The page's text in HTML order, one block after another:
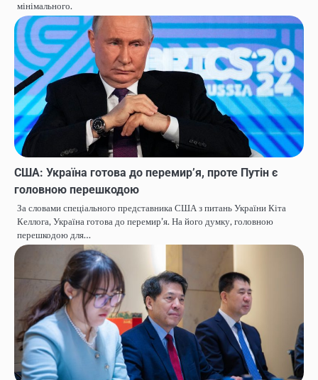
мінімального.
США: Україна готова до перемир’я, проте Путін є
головною перешкодою
За словами спеціального представника США з питань України Кіта
Келлога, Україна готова до перемир’я. На його думку, головною
перешкодою для…